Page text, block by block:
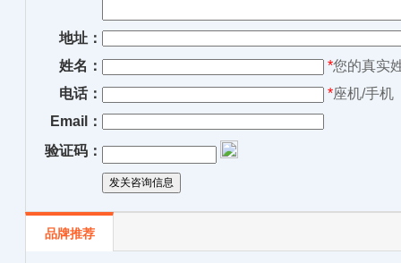
地址：
姓名：
*您的真实
电话：
*座机/手机
Email：
验证码：
品牌推荐